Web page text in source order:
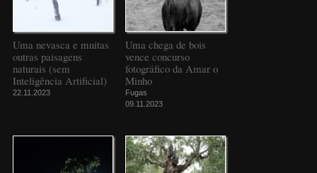
Uma nevasca e muitas
outras paisagens
naturais (sem
Inteligência Artificial)
22.11.2023
Uma chega de bois
vence concurso
fotográfico da Amar o
Minho
Fugas
09.11.2023